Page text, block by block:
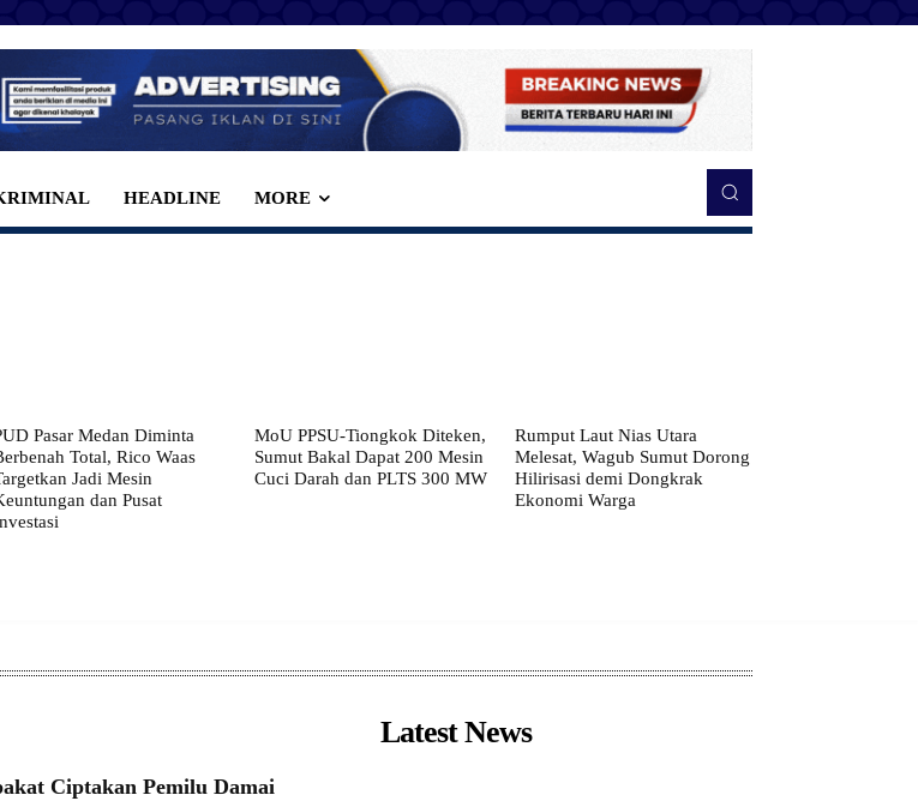
HEADLINE MORE
Pasar Medan Diminta
Total, Rico Waas
Jadi Mesin
dan Pusat
MoU PPSU-Tiongkok Diteken,
Sumut Bakal Dapat 200 Mesin
Cuci Darah dan PLTS 300 MW
Rumput Laut Nias Utara
Melesat, Wagub Sumut Dorong
Hilirisasi demi Dongkrak
Ekonomi Warga
Ciptakan Pemilu Damai
Latest News